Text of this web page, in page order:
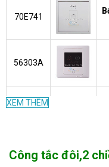
70E741
56303A
45002
SMB65-
63C10
XEM THÊM
Công tắc đôi,2